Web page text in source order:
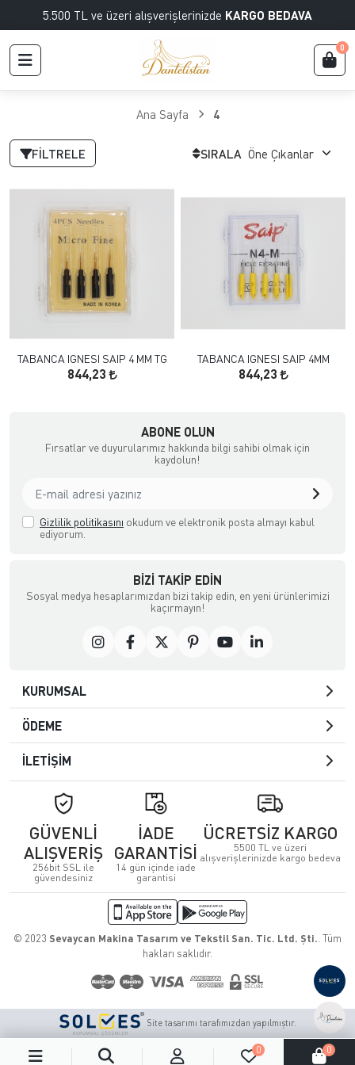
5.500 TL ve üzeri alışverişlerinizde KARGO BEDAVA
0
0 0
Ana Sayfa 4
FILTRELE SIRALA
TABANCA IGNESI SAIP 4 MM TG
844,23
TABANCA IGNESI SAIP 4MM
844,23
ABONE OLUN
Fırsatlar ve duyurularımız hakkında bilgi sahibi olmak için
kaydolun!
Gizlilik politikasını okudum ve elektronik posta almayı kabul
ediyorum.
BIZI TAKIP EDIN
Sosyal medya hesaplarımızdan bizi takip edin, en yeni ürünlerimizi
kaçırmayın!
KURUMSAL
ÖDEME
İLETİŞİM
GÜVENLİ
ALIŞVERİŞ
256bit SSL ile
güvendesiniz
İADE
GARANTİSİ
14 gün içinde iade
garantisi
ÜCRETSİZ KARGO
5500 TL ve üzeri
alışverişlerinizde kargo bedeva
© 2023 Sevaycan Makina Tasarım ve Tekstil San. Tic. Ltd. Şti. . Tüm
hakları saklıdır.
Site tasarımı tarafımızdan yapılmıştır.